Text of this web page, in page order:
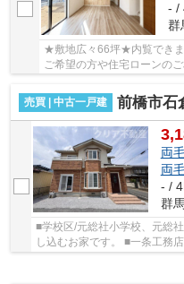
- /
群
★敷地広々66坪★内覧でき
ご希望の方や住宅ローンの
売買 | 中古一戸建 前橋市
両
両
- /
群
■学校区/元総社小学校、元総
し込むお家です。 ■一条工務